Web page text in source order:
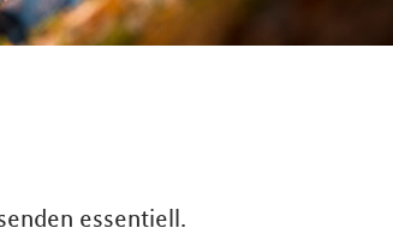
essentiell.